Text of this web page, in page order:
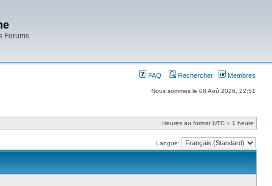
Forums
FAQ Rechercher Membres
Nous sommes le 08 Aoû 2026, 22:51
Heures au format UTC + 1 heure
Langue: